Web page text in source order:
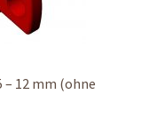
12 mm (ohne